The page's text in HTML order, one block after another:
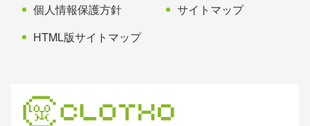
個人情報保護方針
サイトマップ
HTML版サイトマップ